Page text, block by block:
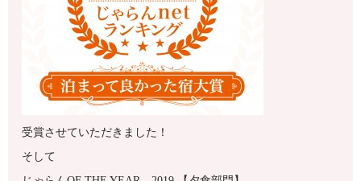
受賞させていただきました！
そして